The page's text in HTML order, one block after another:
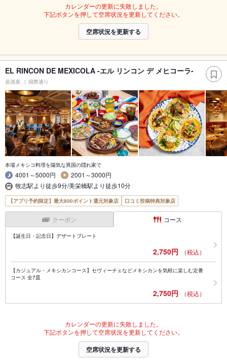
カレンダーの更新に失敗しました。
下記ボタンを押して空席状況を更新してください。
空席状況を更新する
EL RINCON DE MEXICOLA -エル リンコン デ メヒコーラ-
居酒屋 国際通り
本場メキシコ料理を陽気な異国の隠れ家で
4001～5000円
2001～3000円
牧志駅より徒歩9分/美栄橋駅より徒歩10分
【アプリ予約限定】最大800ポイント還元対象店 口コミ投稿特典対象店
クーポン コース
【誕生日・記念日】デザートプレート
2,750円 （税込）
【カジュアル・メキシカンコース】セヴィーチェなどメキシカンを気軽に楽しむ定番
コース 全7皿
2,750円 （税込）
カレンダーの更新に失敗しました。
下記ボタンを押して空席状況を更新してください。
空席状況を更新する